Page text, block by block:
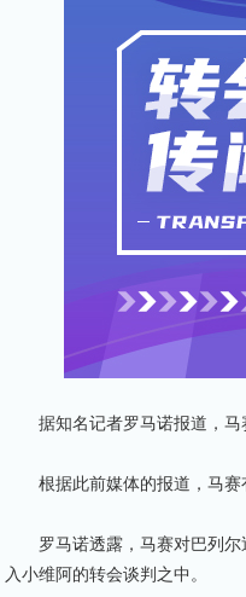
据知名记者罗马诺报道，马
根据此前媒体的报道，马赛
罗马诺透露，马赛对巴列尔
入小维阿的转会谈判之中。